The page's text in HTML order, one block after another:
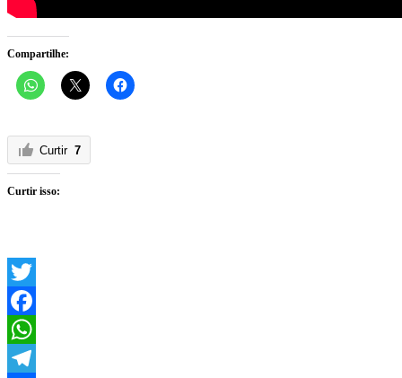
Compartilhe:
Curtir 7
Curtir isso:
Twitter
Facebook
WhatsApp